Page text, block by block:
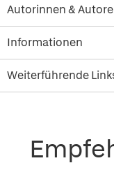
Autorinnen &
Informationen
Weiterführende